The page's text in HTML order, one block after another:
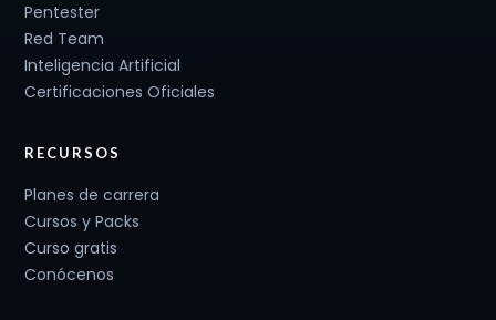
Pentester
Red Team
Inteligencia Artificial
Certificaciones Oficiales
RECURSOS
Planes de carrera
Cursos y Packs
Curso gratis
Conócenos